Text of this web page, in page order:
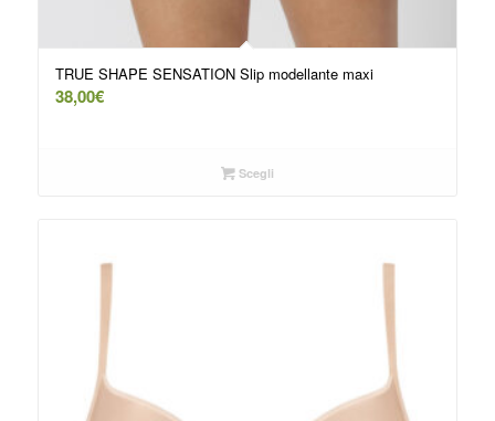
TRUE SHAPE SENSATION Slip modellante maxi
38,00€
Scegli